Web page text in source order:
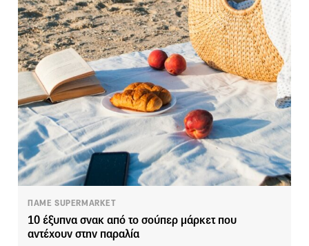
ΠΑΜΕ SUPERMARKET
10 έξυπνα σνακ από το σούπερ μάρκετ που
αντέχουν στην παραλία